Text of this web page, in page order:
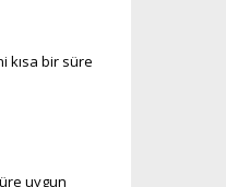
kısa bir süre
uygun